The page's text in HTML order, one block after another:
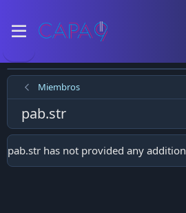
Miembros
pab.str
pab.str has not provided any